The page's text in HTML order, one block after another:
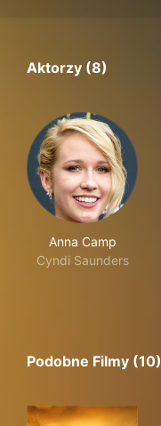
Aktorzy (8)
Anna Camp
Cyndi Saunders
Podobne Filmy (10)